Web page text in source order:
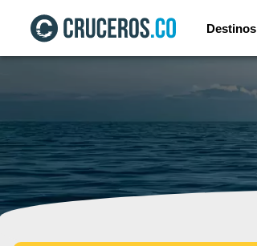
Destinos